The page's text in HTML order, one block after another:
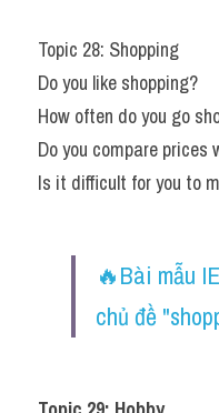
Topic 28: Shopping
Do you like shopping?
How often do you go
Do you compare prices
Is it difficult for you to
🔥Bài mẫu
chủ đề